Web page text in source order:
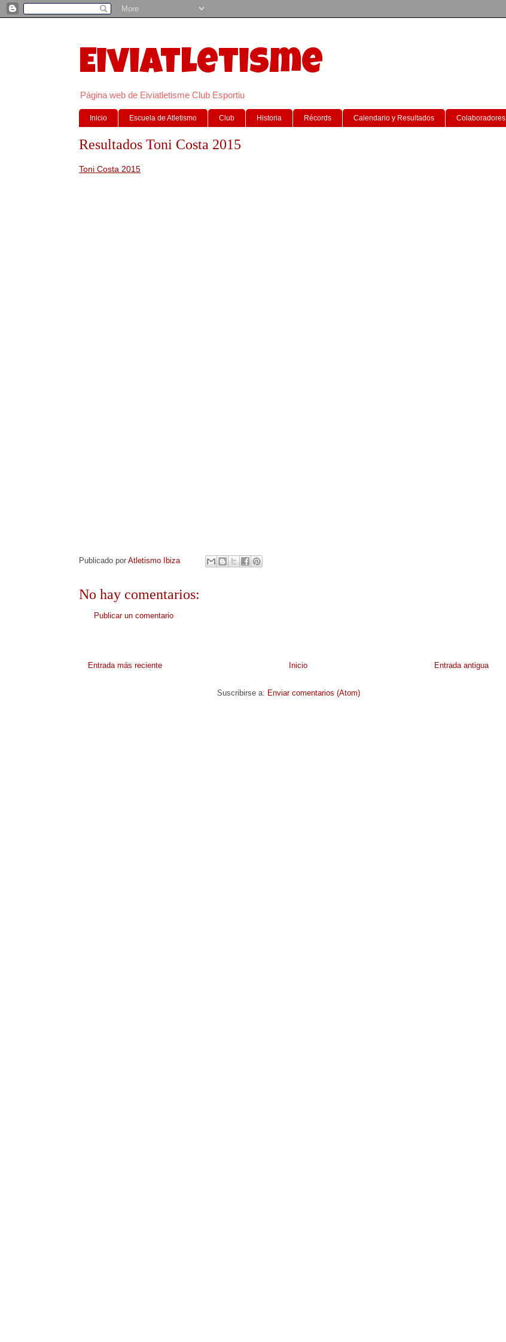
Eiviatletisme
Página web de Eiviatletisme Club Esportiu
Inicio Escuela de Atletismo Club Historia Récords Calendario y Resultados Colaboradores
Resultados Toni Costa 2015
Toni Costa 2015
Publicado por Atletismo Ibiza
No hay comentarios:
Publicar un comentario
Entrada más reciente Entrada antigua
Inicio
Suscribirse a: Enviar comentarios (Atom)